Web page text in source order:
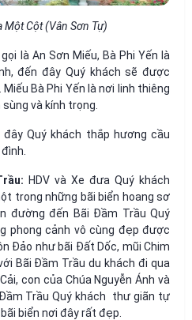
Một Cột (Vân Sơn Tự)
là An Sơn Miếu, Bà Phi Yến là
đến đây Quý khách sẽ được
Bà Phi Yến là nơi linh thiêng
và kính trọng.
đây Quý khách thắp hương cầu
HDV và Xe đưa Quý khách
trong những bãi biển hoang sơ
đường đến Bãi Đầm Trầu Quý
phong cảnh vô cùng đẹp được
Đảo như bãi Đất Dốc, mũi Chim
Bãi Đầm Trầu du khách đi qua
con của Chúa Nguyễn Ánh và
Trầu Quý khách thư giãn tự
biển nơi đây rất đẹp.